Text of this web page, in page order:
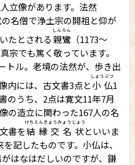
立像があります。法然
の名僧で浄土宗の開祖と仰が
たとされる親鸞
しんらん
（1173～
宗でも篤く敬っています。
トル。老境の法然が、歩き出
内には、古文書3点と小仏
しょうぶつ
1
のうち、2点は寛文11年7月
の造立に関わった167人の名
書を結縁交名状
けちえんきょうみょうじょう
といいま
記したものです。小仏は、
はなはだしいのですが、鎌